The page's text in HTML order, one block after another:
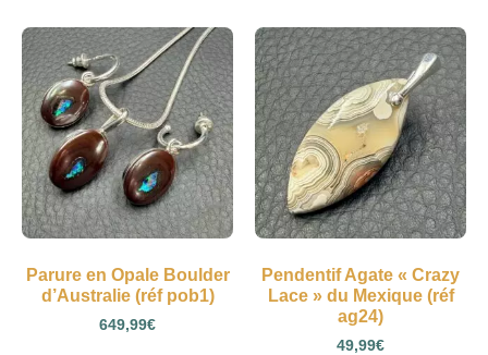
Parure en Opale Boulder
d’Australie (réf pob1)
649,99€
Pendentif Agate « Crazy
Lace » du Mexique (réf
ag24)
49,99€